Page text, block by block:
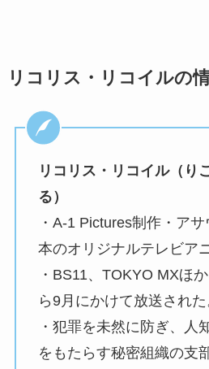
リコリス・リコイルの
リコリス・リコイル（り
る）
・A-1 Pictures制作・ア
本のオリジナルテレビア
・BS11、TOKYO MXほ
ら9月にかけて放送された
・犯罪を未然に防ぎ、人
をもたらす秘密組織の支